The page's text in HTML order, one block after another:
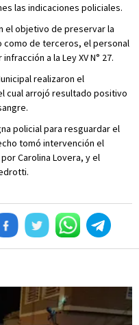
las indicaciones policiales.
el objetivo de preservar la
de terceros, el personal
a la Ley XV N° 27.
realizaron el
cual arrojó resultado positivo
policial para resguardar el
tomó intervención el
Carolina Lovera, y el